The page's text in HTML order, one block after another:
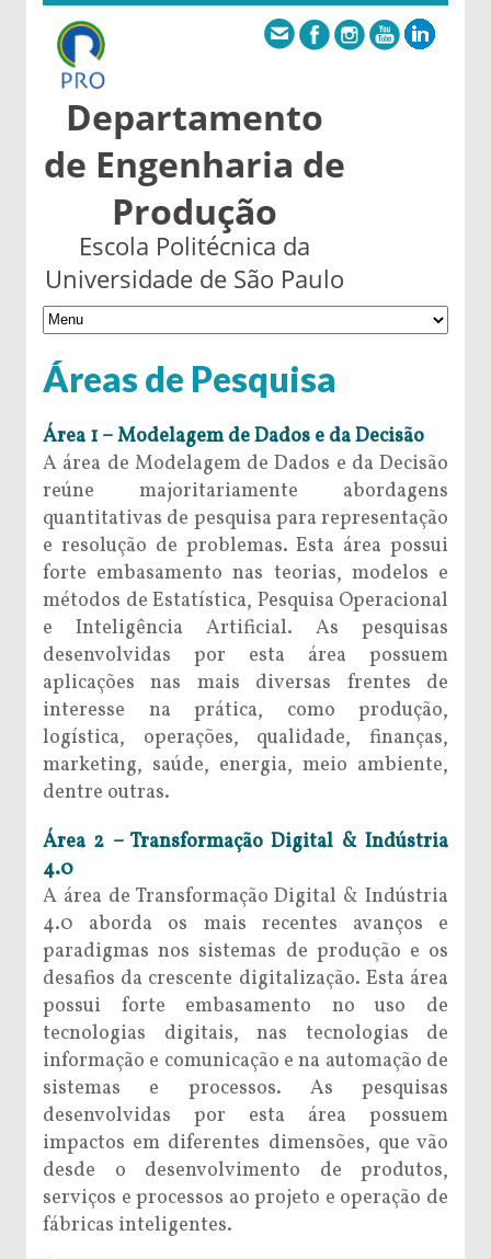
Departamento
de Engenharia de
Produção
Escola Politécnica da
Universidade de São Paulo
Áreas de Pesquisa
Área 1 – Modelagem de Dados e da Decisão
A área de Modelagem de Dados e da Decisão
reúne majoritariamente abordagens
quantitativas de pesquisa para representação
e resolução de problemas. Esta área possui
forte embasamento nas teorias, modelos e
métodos de Estatística, Pesquisa Operacional
e Inteligência Artificial. As pesquisas
desenvolvidas por esta área possuem
aplicações nas mais diversas frentes de
interesse na prática, como produção,
logística, operações, qualidade, finanças,
marketing, saúde, energia, meio ambiente,
dentre outras.
Área 2 – Transformação Digital & Indústria
4.0
A área de Transformação Digital & Indústria
4.0 aborda os mais recentes avanços e
paradigmas nos sistemas de produção e os
desafios da crescente digitalização. Esta área
possui forte embasamento no uso de
tecnologias digitais, nas tecnologias de
informação e comunicação e na automação de
sistemas e processos. As pesquisas
desenvolvidas por esta área possuem
impactos em diferentes dimensões, que vão
desde o desenvolvimento de produtos,
serviços e processos ao projeto e operação de
fábricas inteligentes.